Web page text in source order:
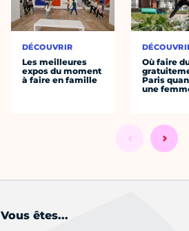
DÉCOUVRIR
Les meilleures
expos du moment
à faire en famille
Où faire
Paris
une
Vous êtes...